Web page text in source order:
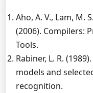
Aho, A. V., Lam, M.
(2006). Compilers:
Tools.
Rabiner, L. R.
models and
recognition.